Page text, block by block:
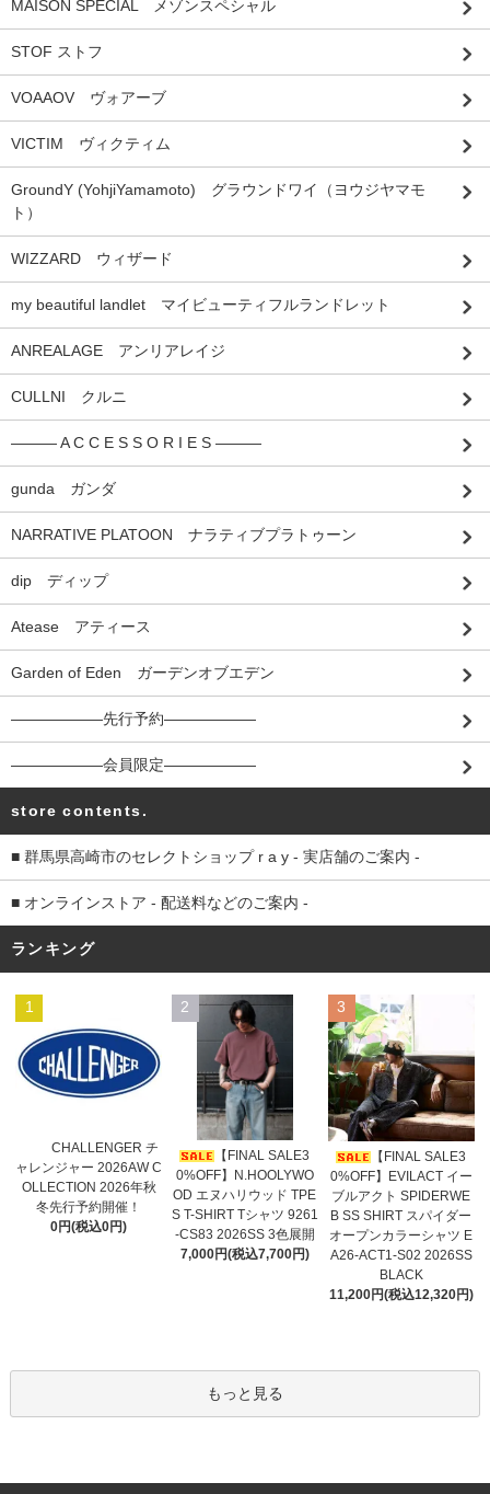
MAISON SPECIAL メゾンスペシャル
STOF ストフ
VOAAOV ヴォアーブ
VICTIM ヴィクティム
GroundY (YohjiYamamoto) グラウンドワイ（ヨウジヤマモ
ト）
WIZZARD ウィザード
my beautiful landlet マイビューティフルランドレット
ANREALAGE アンリアレイジ
CULLNI クルニ
――― A C C E S S O R I E S ―――
gunda ガンダ
NARRATIVE PLATOON ナラティブプラトゥーン
dip ディップ
Atease アティース
Garden of Eden ガーデンオブエデン
――――――先行予約――――――
――――――会員限定――――――
store contents.
■ 群馬県高崎市のセレクトショップ r a y - 実店舗のご案内 -
■ オンラインストア - 配送料などのご案内 -
ランキング
1
CHALLENGER チ
ャレンジャー 2026AW C
OLLECTION 2026年秋
冬先行予約開催！
0円(税込0円)
2
【FINAL SALE3
0%OFF】N.HOOLYWO
OD エヌハリウッド TPE
S T-SHIRT Tシャツ 9261
-CS83 2026SS 3色展開
7,000円(税込7,700円)
3
【FINAL SALE3
0%OFF】EVILACT イー
ブルアクト SPIDERWE
B SS SHIRT スパイダー
オープンカラーシャツ E
A26-ACT1-S02 2026SS
BLACK
11,200円(税込12,320円)
もっと見る